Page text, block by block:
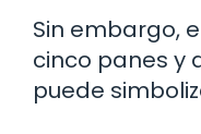
Sin embargo,
cinco panes y
puede